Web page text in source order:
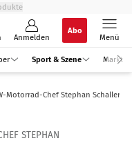
Anmelden
Abo
Menü
Sport & Szene Markt
Motorrad-Chef Stephan Schaller
STEPHAN